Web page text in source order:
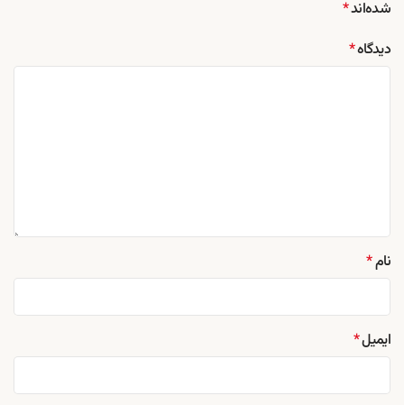
شده‌اند*
دیدگاه*
نام*
ایمیل*